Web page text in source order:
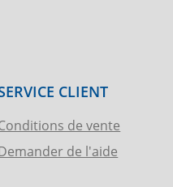
CLIENT
de vente
de l'aide